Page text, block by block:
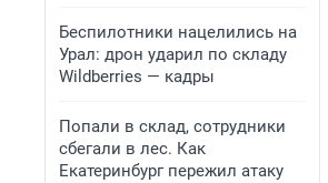
Беспилотники нацелились на
Урал: дрон ударил по складу
Wildberries — кадры
Попали в склад, сотрудники
сбегали в лес. Как
Екатеринбург пережил атаку